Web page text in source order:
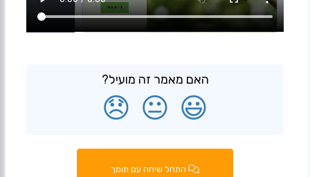
האם מאמר זה מועיל?
😃
😐
😞
התחל שיחה עם תומך